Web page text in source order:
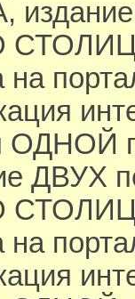
на
ДВУХ
на